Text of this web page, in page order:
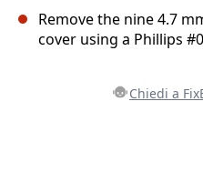
Remove the nine 4.7
cover using a Phillips
Chiedi a